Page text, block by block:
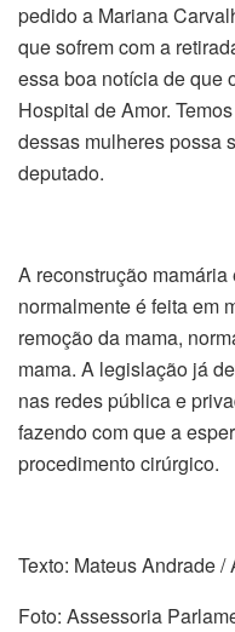
pedido a Mariana
que sofrem com a
essa boa notícia de que
Hospital de Amor.
dessas mulheres possa
deputado.
A reconstrução
normalmente é feita em
remoção da mama,
mama. A legislação já
nas redes pública e
fazendo com que a
procedimento cirúrgico.
Texto: Mateus Andrade
Foto: Assessoria